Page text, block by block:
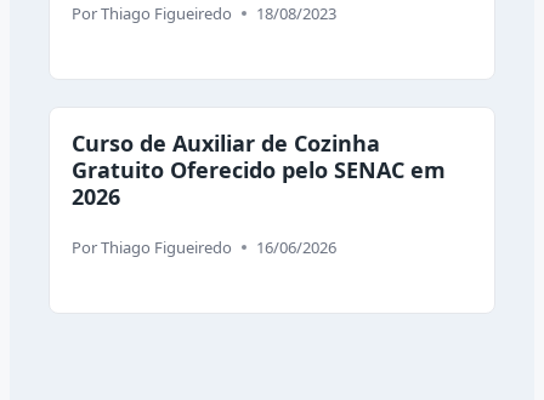
PorThiago Figueiredo 18/08/2023
Curso de Auxiliar de Cozinha
Gratuito Oferecido pelo SENAC em
2026
PorThiago Figueiredo 16/06/2026